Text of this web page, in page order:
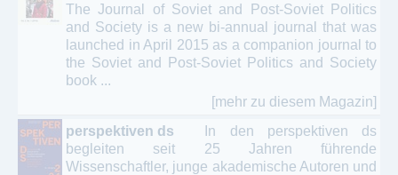
The Journal of Soviet and Post-Soviet Politics
and Society is a new bi-annual journal that was
launched in April 2015 as a companion journal to
the Soviet and Post-Soviet Politics and Society
book ...
[mehr zu diesem Magazin]
perspektiven ds
In den perspektiven ds
begleiten seit 25 Jahren führende
Wissenschaftler, junge akademische Autoren und